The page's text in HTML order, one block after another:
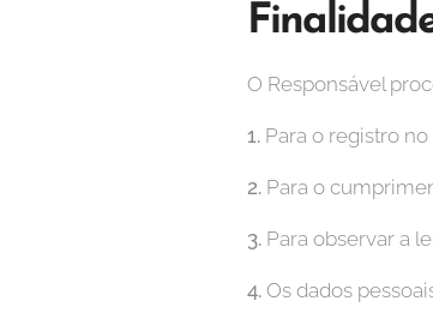
O Responsável
1. Para o registro
2. Para o
3. Para observar a
4. Os dados